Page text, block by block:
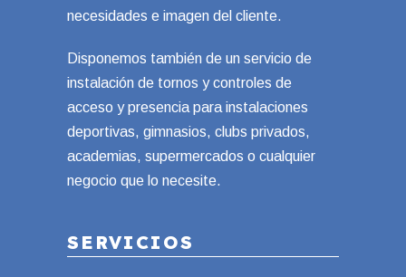
necesidades e imagen del cliente.
Disponemos también de un servicio de
instalación de tornos y controles de
acceso y presencia para instalaciones
deportivas, gimnasios, clubs privados,
academias, supermercados o cualquier
negocio que lo necesite.
SERVICIOS